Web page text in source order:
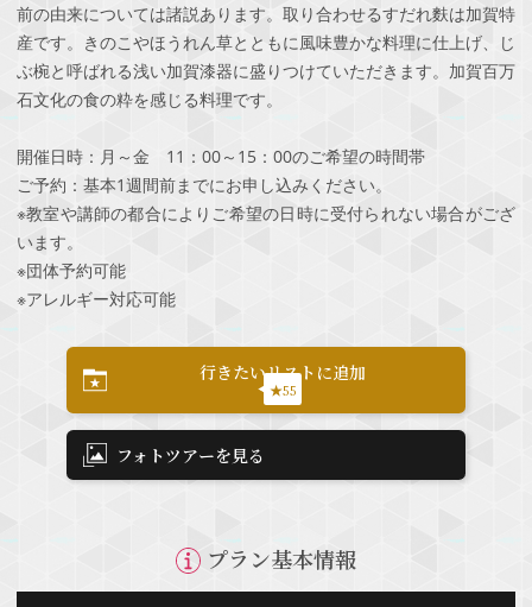
前の由来については諸説あります。取り合わせるすだれ麩は加賀特
産です。きのこやほうれん草とともに風味豊かな料理に仕上げ、じ
ぶ椀と呼ばれる浅い加賀漆器に盛りつけていただきます。加賀百万
石文化の食の粋を感じる料理です。
開催日時：月～金 11：00～15：00のご希望の時間帯
ご予約：基本1週間前までにお申し込みください。
※教室や講師の都合によりご希望の日時に受付られない場合がござ
います。
※団体予約可能
※アレルギー対応可能
行きたいリストに追加
★55
フォトツアーを見る
プラン基本情報